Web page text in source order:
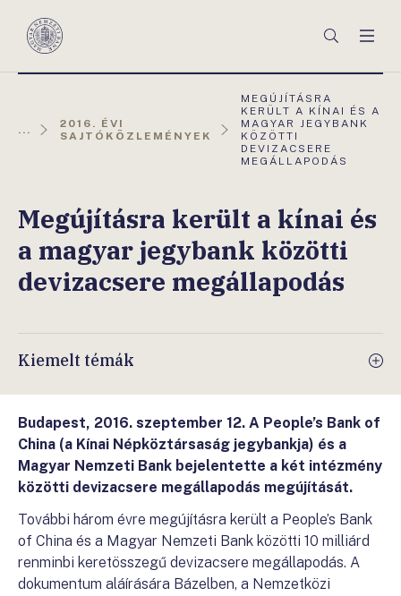
Magyar
Keresés
...
2016. ÉVI
SAJTÓKÖZLEMÉNYEK
AKTUÁLIS
OLDAL:
MEGÚJÍTÁSRA
KERÜLT A KÍNAI ÉS A
MAGYAR JEGYBANK
KÖZÖTTI
DEVIZACSERE
MEGÁLLAPODÁS
Megújításra került a kínai és
a magyar jegybank közötti
devizacsere megállapodás
Kiemelt témák
Budapest, 2016. szeptember 12. A People’s Bank of
China (a Kínai Népköztársaság jegybankja) és a
Magyar Nemzeti Bank bejelentette a két intézmény
közötti devizacsere megállapodás megújítását.
További három évre megújításra került a People’s Bank
of China és a Magyar Nemzeti Bank közötti 10 milliárd
renminbi keretösszegű devizacsere megállapodás. A
dokumentum aláírására Bázelben, a Nemzetközi